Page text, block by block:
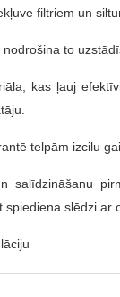
filtriem un
to
kas ļauj
telpām izcilu
salīdzināšanu
slēdzi ar